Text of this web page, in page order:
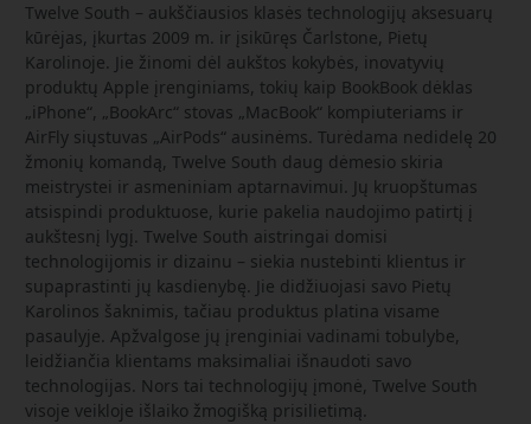
Twelve South – aukščiausios klasės technologijų aksesuarų
kūrėjas, įkurtas 2009 m. ir įsikūręs Čarlstone, Pietų
Karolinoje. Jie žinomi dėl aukštos kokybės, inovatyvių
produktų Apple įrenginiams, tokių kaip BookBook dėklas
„iPhone“, „BookArc“ stovas „MacBook“ kompiuteriams ir
AirFly siųstuvas „AirPods“ ausinėms. Turėdama nedidelę 20
žmonių komandą, Twelve South daug dėmesio skiria
meistrystei ir asmeniniam aptarnavimui. Jų kruopštumas
atsispindi produktuose, kurie pakelia naudojimo patirtį į
aukštesnį lygį. Twelve South aistringai domisi
technologijomis ir dizainu – siekia nustebinti klientus ir
supaprastinti jų kasdienybę. Jie didžiuojasi savo Pietų
Karolinos šaknimis, tačiau produktus platina visame
pasaulyje. Apžvalgose jų įrenginiai vadinami tobulybe,
leidžiančia klientams maksimaliai išnaudoti savo
technologijas. Nors tai technologijų įmonė, Twelve South
visoje veikloje išlaiko žmogišką prisilietimą.